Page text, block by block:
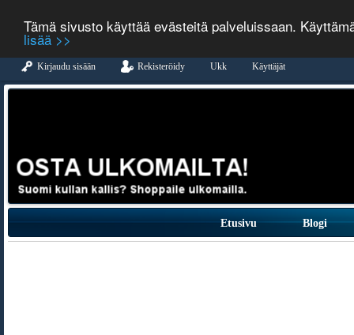
Tämä sivusto käyttää evästeitä palveluissaan.
lisää >>
Kirjaudu sisään Rekisteröidy Ukk Käyttäjät
Etusivu Blogi